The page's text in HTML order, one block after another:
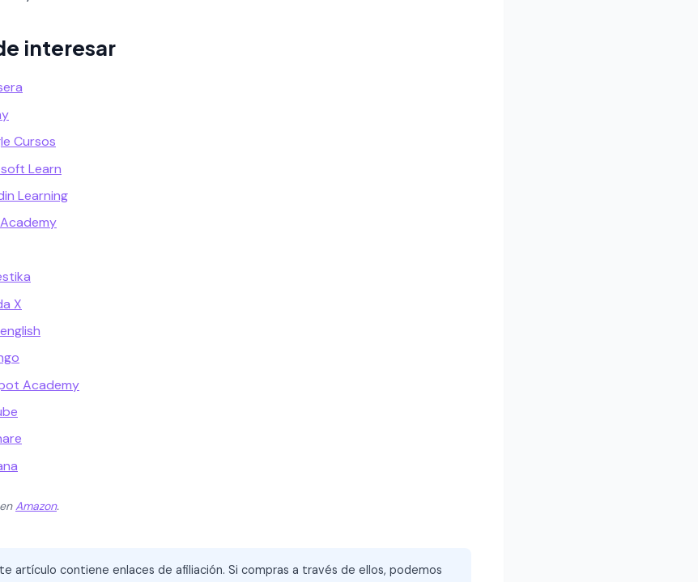
interesar
Cursos
Learn
Learning
X
Academy
Amazon.
artículo contiene enlaces de afiliación. Si compras a través de ellos, podemos